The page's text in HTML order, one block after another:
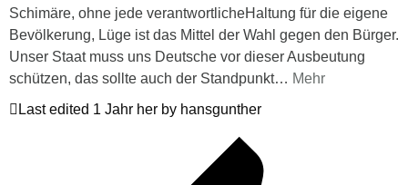
Schimäre, ohne jede verantwortlicheHaltung für die eigene
Bevölkerung, Lüge ist das Mittel der Wahl gegen den Bürger.
Unser Staat muss uns Deutsche vor dieser Ausbeutung
schützen, das sollte auch der Standpunkt… Mehr
Last edited 1 Jahr her by hansgunther